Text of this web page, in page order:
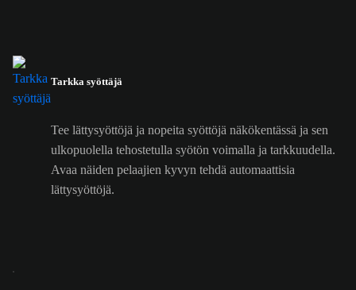
Tarkka syöttäjä
Tee lättysyöttöjä ja nopeita syöttöjä näkökentässä ja sen
ulkopuolella tehostetulla syötön voimalla ja tarkkuudella.
Avaa näiden pelaajien kyvyn tehdä automaattisia
lättysyöttöjä.